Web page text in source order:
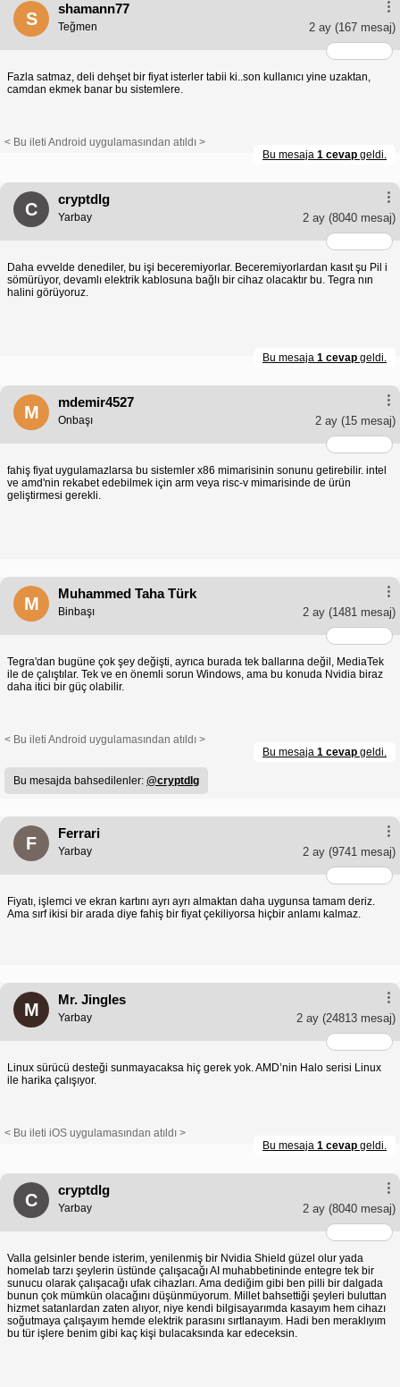
S
shamann77
2 ay (167 mesaj)
Teğmen
Fazla satmaz, deli dehşet bir fiyat isterler tabii ki..son kullanıcı yine uzaktan,
camdan ekmek banar bu sistemlere.
< Bu ileti Android uygulamasından atıldı >
Bu mesaja 1 cevap geldi.
C
cryptdlg
2 ay (8040 mesaj)
Yarbay
Daha evvelde denediler, bu işi beceremiyorlar. Beceremiyorlardan kasıt şu Pil i
sömürüyor, devamlı elektrik kablosuna bağlı bir cihaz olacaktır bu. Tegra nın
halini görüyoruz.
Bu mesaja 1 cevap geldi.
M
mdemir4527
2 ay (15 mesaj)
Onbaşı
fahiş fiyat uygulamazlarsa bu sistemler x86 mimarisinin sonunu getirebilir. intel
ve amd'nin rekabet edebilmek için arm veya risc-v mimarisinde de ürün
geliştirmesi gerekli.
M
Muhammed Taha Türk
2 ay (1481 mesaj)
Binbaşı
Tegra'dan bugüne çok şey değişti, ayrıca burada tek ballarına değil, MediaTek
ile de çalıştılar. Tek ve en önemli sorun Windows, ama bu konuda Nvidia biraz
daha itici bir güç olabilir.
< Bu ileti Android uygulamasından atıldı >
Bu mesaja 1 cevap geldi.
Bu mesajda bahsedilenler: @cryptdlg
F
Ferrari
2 ay (9741 mesaj)
Yarbay
Fiyatı, işlemci ve ekran kartını ayrı ayrı almaktan daha uygunsa tamam deriz.
Ama sırf ikisi bir arada diye fahiş bir fiyat çekiliyorsa hiçbir anlamı kalmaz.
M
Mr. Jingles
2 ay (24813 mesaj)
Yarbay
Linux sürücü desteği sunmayacaksa hiç gerek yok. AMD’nin Halo serisi Linux
ile harika çalışıyor.
< Bu ileti iOS uygulamasından atıldı >
Bu mesaja 1 cevap geldi.
C
cryptdlg
2 ay (8040 mesaj)
Yarbay
Valla gelsinler bende isterim, yenilenmiş bir Nvidia Shield güzel olur yada
homelab tarzı şeylerin üstünde çalışacağı AI muhabbetininde entegre tek bir
sunucu olarak çalışacağı ufak cihazları. Ama dediğim gibi ben pilli bir dalgada
bunun çok mümkün olacağını düşünmüyorum. Millet bahsettiği şeyleri buluttan
hizmet satanlardan zaten alıyor, niye kendi bilgisayarımda kasayım hem cihazı
soğutmaya çalışayım hemde elektrik parasını sırtlanayım. Hadi ben meraklıyım
bu tür işlere benim gibi kaç kişi bulacaksında kar edeceksin.